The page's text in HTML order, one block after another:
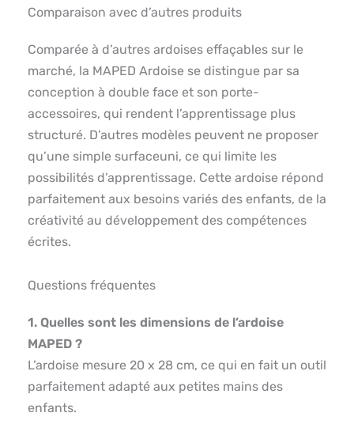
Comparaison avec d’autres produits
Comparée à d’autres ardoises effaçables sur le
marché, la MAPED Ardoise se distingue par sa
conception à double face et son porte-
accessoires, qui rendent l’apprentissage plus
structuré. D’autres modèles peuvent ne proposer
qu’une simple surfaceuni, ce qui limite les
possibilités d’apprentissage. Cette ardoise répond
parfaitement aux besoins variés des enfants, de la
créativité au développement des compétences
écrites.
Questions fréquentes
1. Quelles sont les dimensions de l’ardoise
MAPED ?
L’ardoise mesure 20 x 28 cm, ce qui en fait un outil
parfaitement adapté aux petites mains des
enfants.